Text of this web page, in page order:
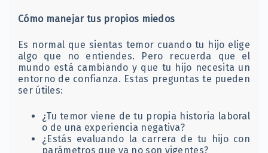
Cómo manejar tus propios miedos
Es normal que sientas temor cuando tu hijo elige
algo que no entiendes. Pero recuerda que el
mundo está cambiando y que tu hijo necesita un
entorno de confianza. Estas preguntas te pueden
ser útiles:
¿Tu temor viene de tu propia historia laboral
o de una experiencia negativa?
¿Estás evaluando la carrera de tu hijo con
parámetros que ya no son vigentes?